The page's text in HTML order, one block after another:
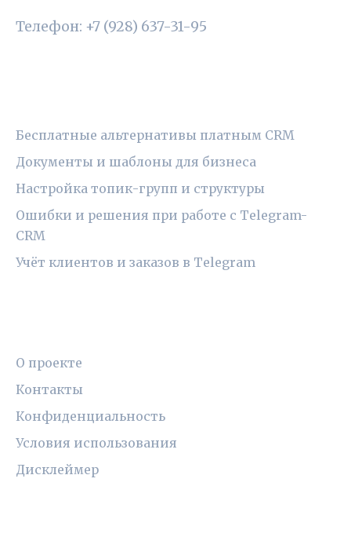
Телефон: +7 (928) 637-31-95
Бесплатные альтернативы платным CRM
Документы и шаблоны для бизнеса
Настройка топик-групп и структуры
Ошибки и решения при работе с Telegram-
CRM
Учёт клиентов и заказов в Telegram
О проекте
Контакты
Конфиденциальность
Условия использования
Дисклеймер